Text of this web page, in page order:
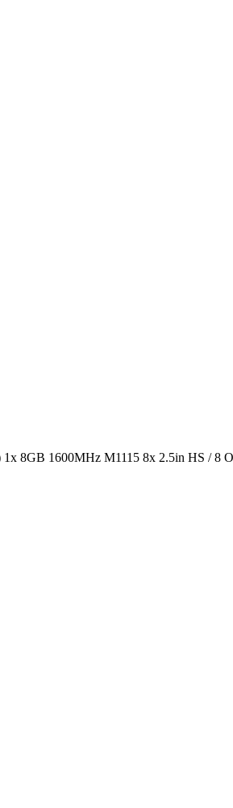
8GB 1600MHz M1115 8x 2.5in HS / 8